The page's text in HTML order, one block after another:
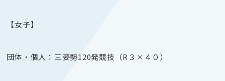
【女子】
団体・個人：三姿勢120発競技（R３×４０）